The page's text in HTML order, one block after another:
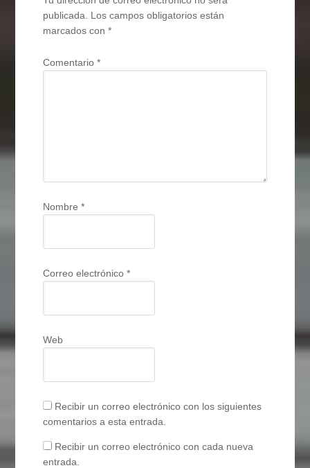
publicada.
Los campos obligatorios están
marcados con*
Comentario*
Nombre*
Correo electrónico*
Web
Recibir un correo electrónico con los siguientes
comentarios a esta entrada.
Recibir un correo electrónico con cada nueva
entrada.